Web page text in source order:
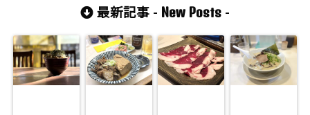
は必食の一杯
だ！
る！
最新記事 - New Posts -